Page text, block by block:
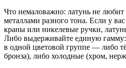
Что немаловажно: латунь не любит
металлами разного тона. Если у
краны или никелевые ручки,
Либо выдерживайте единую
в одной цветовой группе — либо
бронза), либо холодные (хром,